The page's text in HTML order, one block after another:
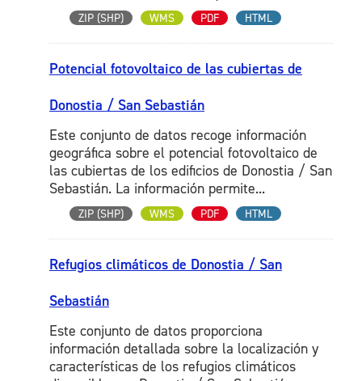
ZIP (SHP) WMS PDF HTML
Potencial fotovoltaico de las cubiertas de
Donostia / San Sebastián
Este conjunto de datos recoge información
geográfica sobre el potencial fotovoltaico de
las cubiertas de los edificios de Donostia / San
Sebastián. La información permite...
ZIP (SHP) WMS PDF HTML
Refugios climáticos de Donostia / San
Sebastián
Este conjunto de datos proporciona
información detallada sobre la localización y
características de los refugios climáticos